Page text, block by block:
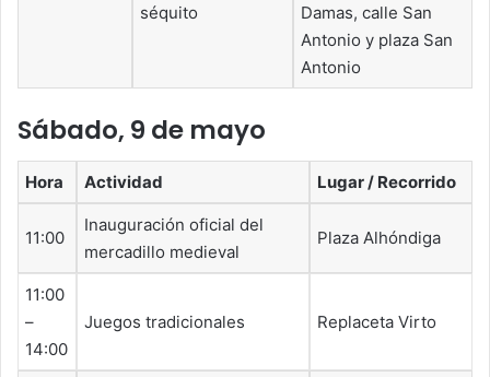
séquito
Damas, calle San
Antonio y plaza San
Antonio
Sábado, 9 de mayo
Hora Actividad Lugar / Recorrido
11:00
Inauguración oficial del
mercadillo medieval
Plaza Alhóndiga
11:00
–
14:00
Juegos tradicionales Replaceta Virto